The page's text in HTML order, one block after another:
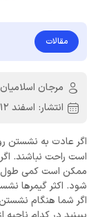
مقالات
مرجان اسلامیان
انتشار: اسفند 12, 1400
اگر عادت به نشستن
است راحت نباشند.
ممکن است کمی طول
شود. اکثر گیمرها
اگر شما هنگام